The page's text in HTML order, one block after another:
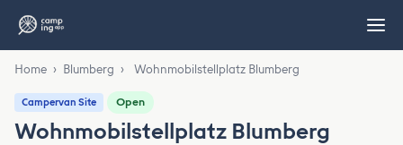
Home › Blumberg › Wohnmobilstellplatz Blumberg
Campervan Site Open
Wohnmobilstellplatz Blumberg